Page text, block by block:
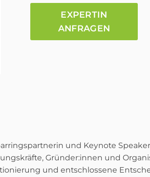
EXPERTIN
ANFRAGEN
und Keynote
Gründer:innen und
und entschlossene